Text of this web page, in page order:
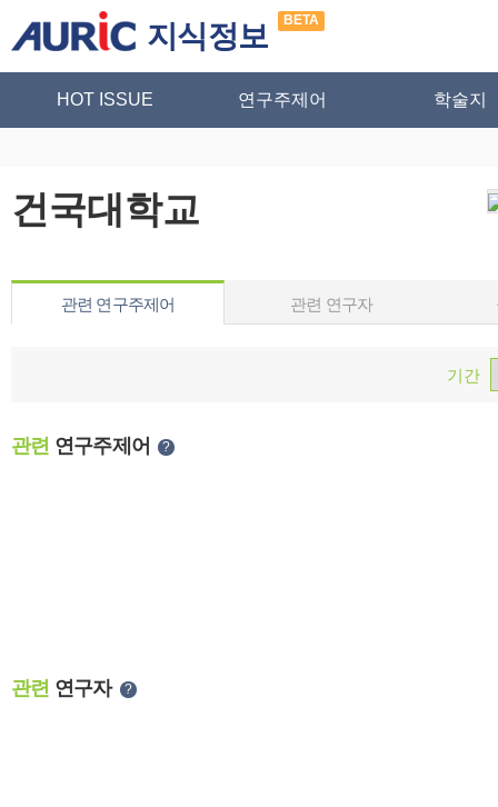
지식정보 BETA
HOT ISSUE 연구주제어 학술지
건국대학교
관련 연구주제어 관련 연구자
기간
관련 연구주제어 ?
관련 연구자 ?